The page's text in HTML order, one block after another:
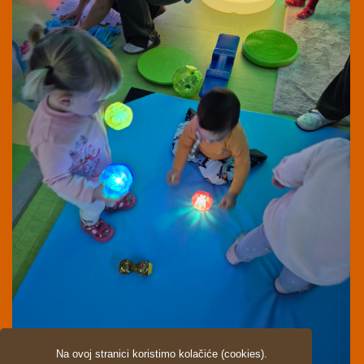
Na ovoj stranici koristimo kolačiće (cookies).